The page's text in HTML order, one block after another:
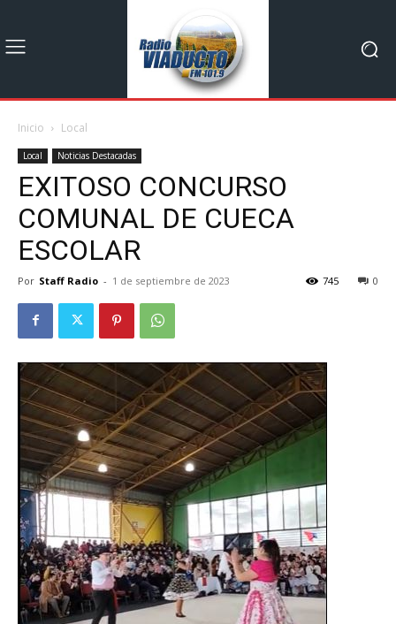
Inicio Local
Local Noticias Destacadas
EXITOSO CONCURSO
COMUNAL DE CUECA
ESCOLAR
Por Staff Radio - 1 de septiembre de 2023 0
745